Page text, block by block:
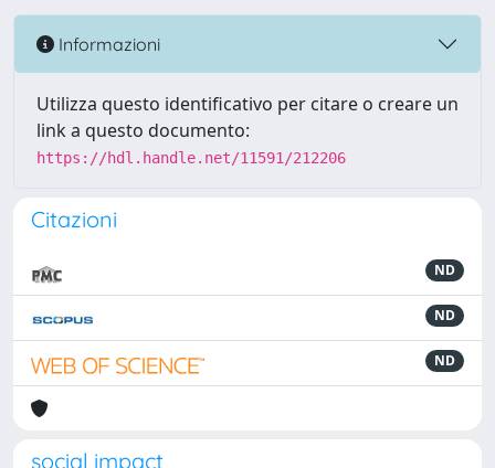
Informazioni
Utilizza questo identificativo per citare o creare un
link a questo documento:
https://hdl.handle.net/11591/212206
Citazioni
ND
ND
ND
social impact